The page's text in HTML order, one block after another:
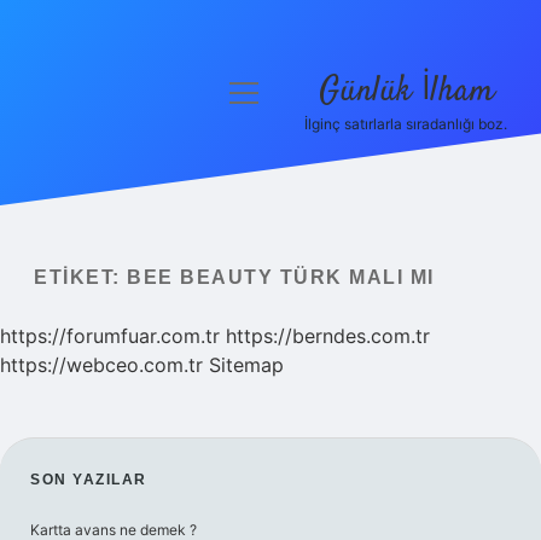
Yasal Uyarı
Hakkımızda
menüyü
Günlük İlham
İlginç satırlarla sıradanlığı boz.
ETIKET: BEE BEAUTY TÜRK MALI MI
https://forumfuar.com.tr https://berndes.com.tr
https://webceo.com.tr Sitemap
SIDEBAR
SON YAZILAR
Kartta avans ne demek ?